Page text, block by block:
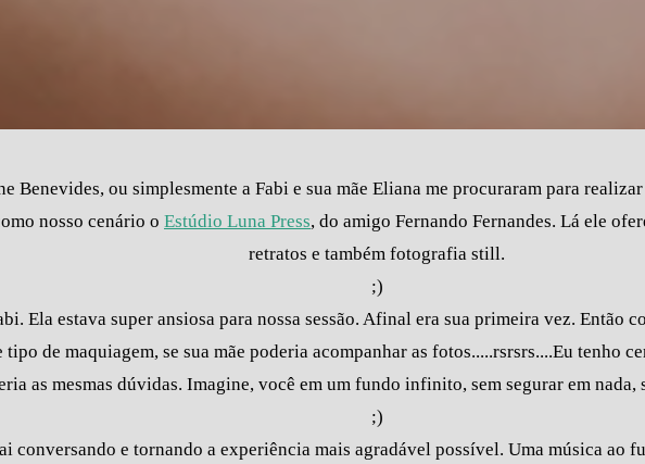
Benevides, ou simplesmente a Fabi e sua mãe Eliana me procuraram para
nosso cenário o Estúdio Luna Press, do amigo Fernando Fernandes. Lá ele
retratos e também fotografia still.
;)
Ela estava super ansiosa para nossa sessão. Afinal era sua primeira vez. Então
de maquiagem, se sua mãe poderia acompanhar as fotos.....rsrsrs....Eu tenho
as mesmas dúvidas. Imagine, você em um fundo infinito, sem segurar em nada,
;)
conversando e tornando a experiência mais agradável possível. Uma música ao